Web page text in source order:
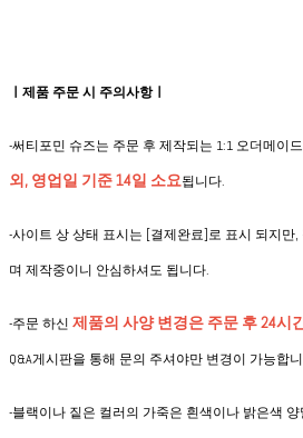
ㅣ제품 주문 시 주의사항ㅣ
-써티포민 슈즈는 주문 후 제작되는 1:1 오더메이
외, 영업일 기준 14일 소요됩니다.
-사이트 상 상태 표시는 [결제완료]로 표시 되지만
며 제작중이니 안심하셔도 됩니다.
-주문 하신 제품의 사양 변경은 주문 후 24시
Q&A게시판을 통해 문의 주셔야만 변경이 가능합
-블랙이나 짙은 컬러의 가죽은 흰색이나 밝은색